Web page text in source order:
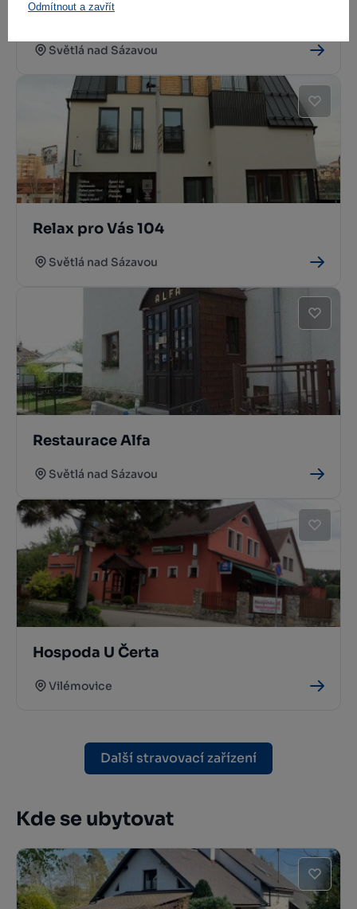
Odmítnout a zavřít
Zámecká kavárna Ladureé
Světlá nad Sázavou
Relax pro Vás 104
Světlá nad Sázavou
Restaurace Alfa
Světlá nad Sázavou
Hospoda U Čerta
Vilémovice
Další stravovací zařízení
Kde se ubytovat